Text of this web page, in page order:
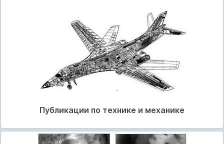
Публикации по технике и механике